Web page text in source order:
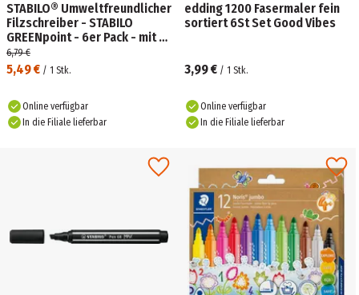
STABILO® Umweltfreundlicher
Filzschreiber - STABILO
GREENpoint - 6er Pack - mit 6
verschiedenen Farben
5,49 € / 1 Stk.
6,79 €
Online verfügbar
In die Filiale lieferbar
edding 1200 Fasermaler fein
sortiert 6St Set Good Vibes
3,99 € / 1 Stk.
Online verfügbar
In die Filiale lieferbar